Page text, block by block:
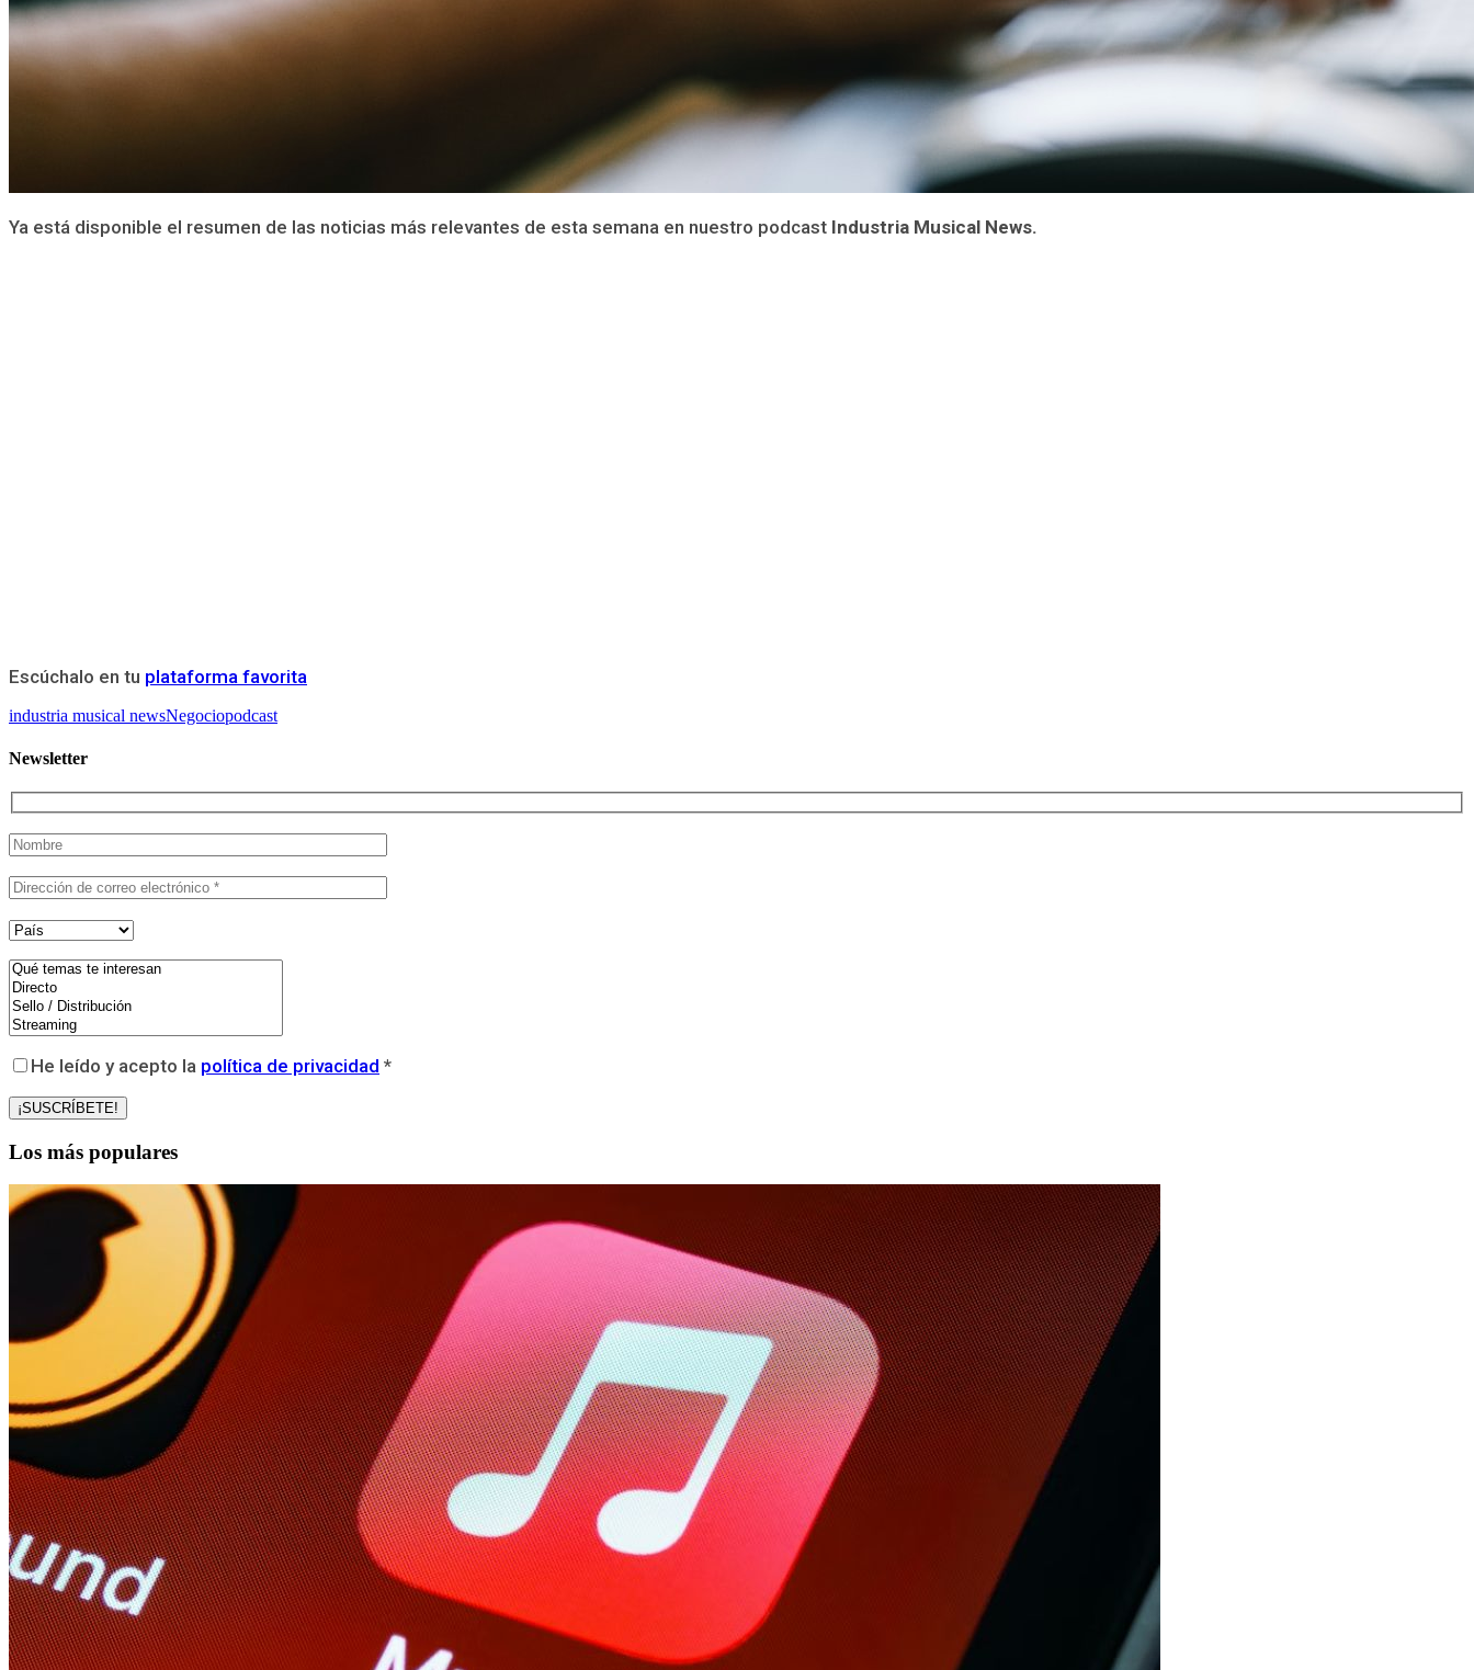
Ya está disponible el resumen de las noticias más relevantes de esta semana en nuestro podcast Industria Musical News.
Escúchalo en tu plataforma favorita
industria musical newsNegociopodcast
Newsletter
He leído y acepto la política de privacidad *
Los más populares